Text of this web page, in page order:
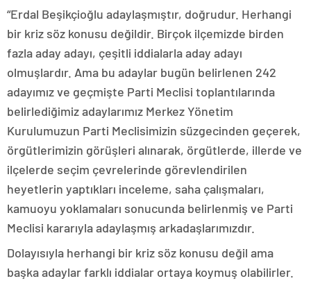
“Erdal Beşikçioğlu adaylaşmıştır, doğrudur. Herhangi
bir kriz söz konusu değildir. Birçok ilçemizde birden
fazla aday adayı, çeşitli iddialarla aday adayı
olmuşlardır. Ama bu adaylar bugün belirlenen 242
adayımız ve geçmişte Parti Meclisi toplantılarında
belirlediğimiz adaylarımız Merkez Yönetim
Kurulumuzun Parti Meclisimizin süzgecinden geçerek,
örgütlerimizin görüşleri alınarak, örgütlerde, illerde ve
ilçelerde seçim çevrelerinde görevlendirilen
heyetlerin yaptıkları inceleme, saha çalışmaları,
kamuoyu yoklamaları sonucunda belirlenmiş ve Parti
Meclisi kararıyla adaylaşmış arkadaşlarımızdır.
Dolayısıyla herhangi bir kriz söz konusu değil ama
başka adaylar farklı iddialar ortaya koymuş olabilirler.